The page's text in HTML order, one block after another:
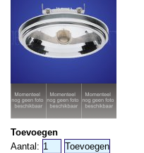
Toevoegen
Aantal: